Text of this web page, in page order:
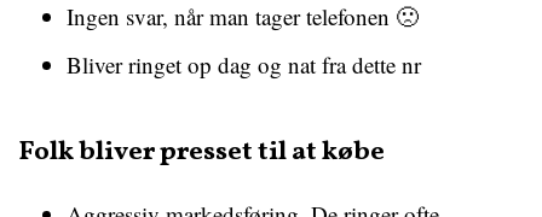
Ingen svar, når man tager telefonen 🙁
Bliver ringet op dag og nat fra dette nr
Folk bliver presset til at købe